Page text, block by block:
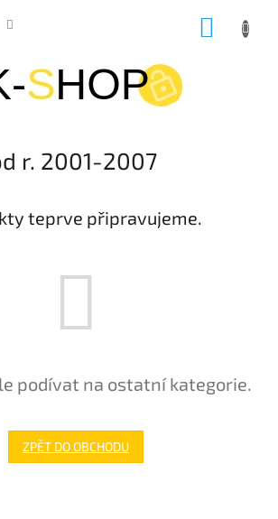
r. 2001-2007
teprve připravujeme.
podívat na ostatní kategorie.
ZPĚT DO OBCHODU